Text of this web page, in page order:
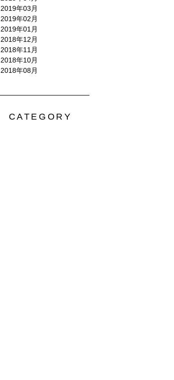
2019年03月
2019年02月
2019年01月
2018年12月
2018年11月
2018年10月
2018年08月
CATEGORY